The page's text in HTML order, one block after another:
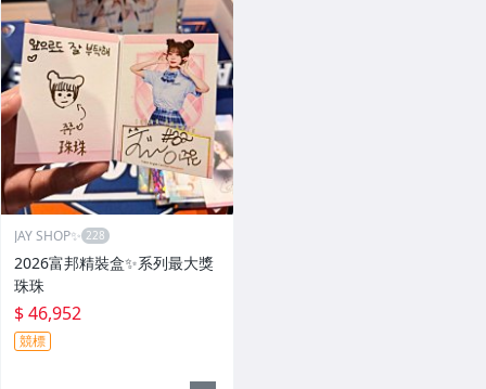
JAY SHOP✨
2026富邦精裝盒✨系列最大獎
珠珠
$ 46,952
競標